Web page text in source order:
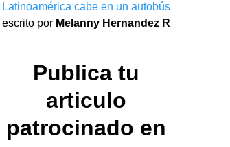
Latinoamérica cabe en un autobús
escrito por Melanny Hernandez R
Publica tu
articulo
patrocinado en